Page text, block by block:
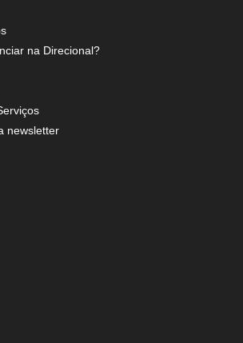
na Direcional?
newsletter